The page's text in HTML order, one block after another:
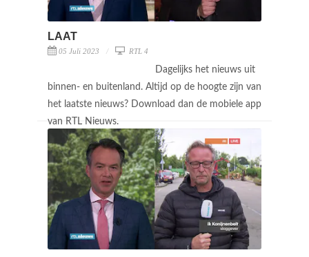
LAAT
05 Juli 2023 RTL 4
Dagelijks het nieuws uit
binnen- en buitenland. Altijd op de hoogte zijn van
het laatste nieuws? Download dan de mobiele app
van RTL Nieuws.